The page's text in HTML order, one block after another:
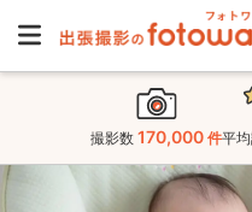
撮影数 170,000 件平